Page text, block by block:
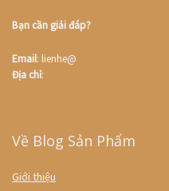
Bạn cần giải đáp?
Email: lienhe@
Địa chỉ:
Về Blog Sản Phẩm
Giới thiệu